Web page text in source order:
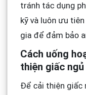
tránh tác dụng
kỹ và luôn ưu
gia để đảm bảo
Cách uống
thiện giấc ngủ
Để cải thiện giấc